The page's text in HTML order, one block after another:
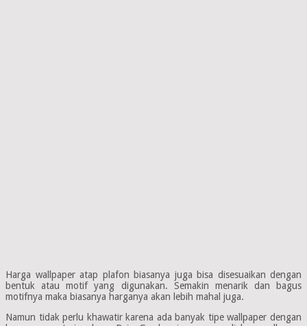
Harga wallpaper atap plafon biasanya juga bisa disesuaikan dengan
bentuk atau motif yang digunakan. Semakin menarik dan bagus
motifnya maka biasanya harganya akan lebih mahal juga.
Namun tidak perlu khawatir karena ada banyak tipe wallpaper dengan